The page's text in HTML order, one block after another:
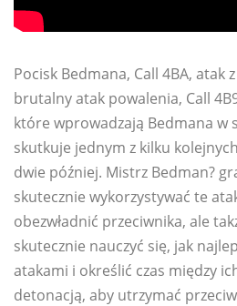
Pocisk Bedmana, Call 4BA, atak
brutalny atak powalenia, Call
które wprowadzają Bedmana w
skutkuje jednym z kilku
dwie później. Mistrz Bedman?
skutecznie wykorzystywać te
obezwładnić przeciwnika, ale
skutecznie nauczyć się, jak
atakami i określić czas między
detonacją, aby utrzymać